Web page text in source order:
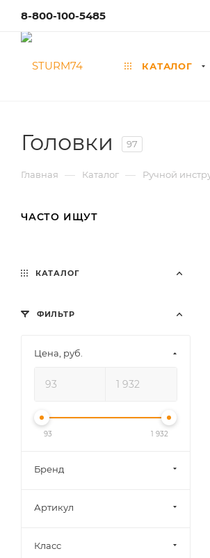
8-800-100-5485
КАТАЛОГ
Головки 97
Главная — Каталог — Ручной
ЧАСТО ИЩУТ
КАТАЛОГ
ФИЛЬТР
Цена, руб.
93 1 932
Бренд
Артикул
Класс